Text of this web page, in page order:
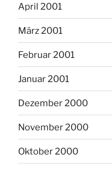
April 2001
März 2001
Februar 2001
Januar 2001
Dezember 2000
November 2000
Oktober 2000